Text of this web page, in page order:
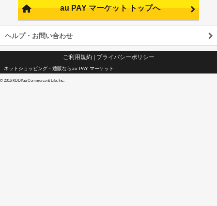
au PAY マーケット トップへ
ヘルプ・お問い合わせ
ご利用規約| プライバシーポリシー
ネットショッピング・通販ならau PAY マーケット
© 2016 KDDI/au Commerce & Life, Inc.